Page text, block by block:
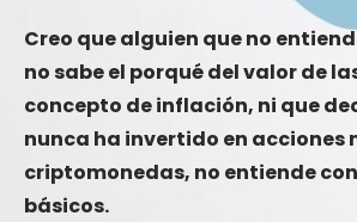
Creo que alguien que no
no sabe el porqué del valor de
concepto de inflación, ni que
nunca ha invertido en acciones
criptomonedas, no entiende
básicos.